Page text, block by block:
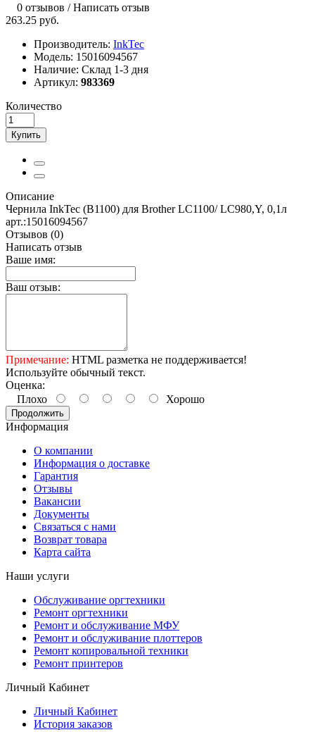
0 отзывов /Написать отзыв
263.25 руб.
Производитель: InkTec
Модель: 15016094567
Наличие: Склад 1-3 дня
Артикул: 983369
Количество
Купить
Описание
Чернила InkTec (B1100) для Brother LC1100/ LC980,Y, 0,1л
арт.:15016094567
Отзывов (0)
Написать отзыв
Ваше имя:
Ваш отзыв:
Примечание: HTML разметка не поддерживается!
Используйте обычный текст.
Оценка:
Плохо
Хорошо
Продолжить
Информация
О компании
Информация о доставке
Гарантия
Отзывы
Вакансии
Документы
Связаться с нами
Возврат товара
Карта сайта
Наши услуги
Обслуживание оргтехники
Ремонт оргтехники
Ремонт и обслуживание МФУ
Ремонт и обслуживание плоттеров
Ремонт копировальной техники
Ремонт принтеров
Личный Кабинет
Личный Кабинет
История заказов